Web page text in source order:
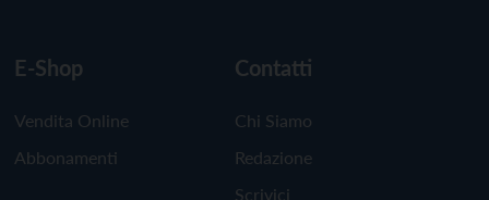
E-Shop
Vendita Online
Abbonamenti
Contatti
Chi Siamo
Redazione
Scrivici